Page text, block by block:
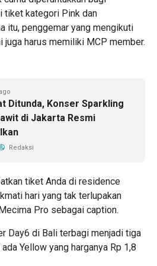
kategori Pink dan
itu, penggemar yang mengikuti
harus memiliki MCP member.
Ditunda, Konser Sparkling
di Jakarta Resmi
Redaksi
tiket Anda di residence
hari yang tak terlupakan
Pro sebagai caption.
Day6 di Bali terbagi menjadi tiga
Yellow yang harganya Rp 1,8